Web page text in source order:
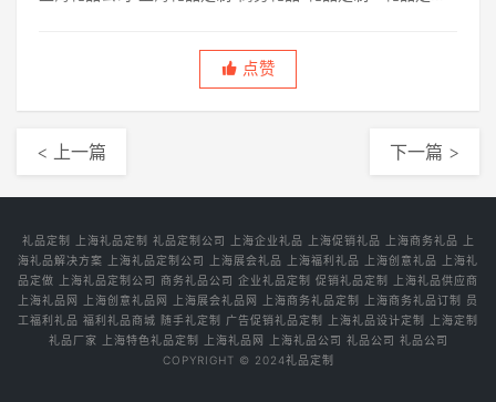
点赞
< 上一篇 下一篇 >
礼品定制 上海礼品定制 礼品定制公司 上海企业礼品 上海促销礼品 上海商务礼品
上
海礼品解决方案
上海礼品定制公司 上海展会礼品 上海福利礼品 上海创意礼品
上海礼
品定做
上海礼品定制公司 商务礼品公司 企业礼品定制 促销礼品定制
上海礼品供应商
上海礼品网
上海创意礼品网 上海展会礼品网 上海商务礼品定制 上海商务礼品订制
员
工福利礼品 福利礼品商城 随手礼定制 广告促销礼品定制 上海礼品设计定制
上海定制
礼品厂家
上海特色礼品定制 上海礼品网 上海礼品公司 礼品公司 礼品公司
COPYRIGHT © 2024礼品定制